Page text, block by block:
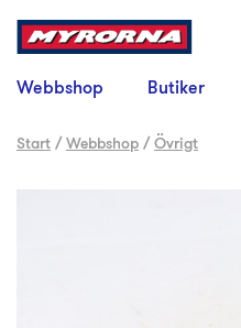
Webbshop Butiker
Start /Webbshop /Övrigt